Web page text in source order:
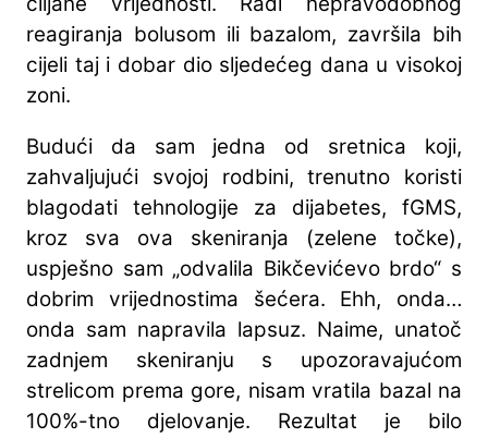
reagiranja bolusom ili bazalom, završila bih
cijeli taj i dobar dio sljedećeg dana u visokoj
zoni.
Budući da sam jedna od sretnica koji,
zahvaljujući svojoj rodbini, trenutno koristi
blagodati tehnologije za dijabetes, fGMS,
kroz sva ova skeniranja (zelene točke),
uspješno sam „odvalila Bikčevićevo brdo“ s
dobrim vrijednostima šećera. Ehh, onda…
onda sam napravila lapsuz. Naime, unatoč
zadnjem skeniranju s upozoravajućom
strelicom prema gore, nisam vratila bazal na
100%-tno djelovanje. Rezultat je bilo